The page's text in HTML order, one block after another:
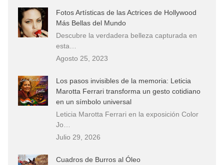
Fotos Artísticas de las Actrices de Hollywood
Más Bellas del Mundo
Descubre la verdadera belleza capturada en
esta…
Agosto 25, 2023
Los pasos invisibles de la memoria: Leticia
Marotta Ferrari transforma un gesto cotidiano
en un símbolo universal
Leticia Marotta Ferrari en la exposición Color
Jo…
Julio 29, 2026
Cuadros de Burros al Óleo